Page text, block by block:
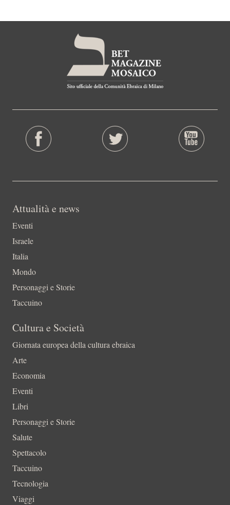
Attualità e news
Eventi
Israele
Italia
Mondo
Personaggi e Storie
Taccuino
Cultura e Società
Giornata europea della cultura ebraica
Arte
Economia
Eventi
Libri
Personaggi e Storie
Salute
Spettacolo
Taccuino
Tecnologia
Viaggi